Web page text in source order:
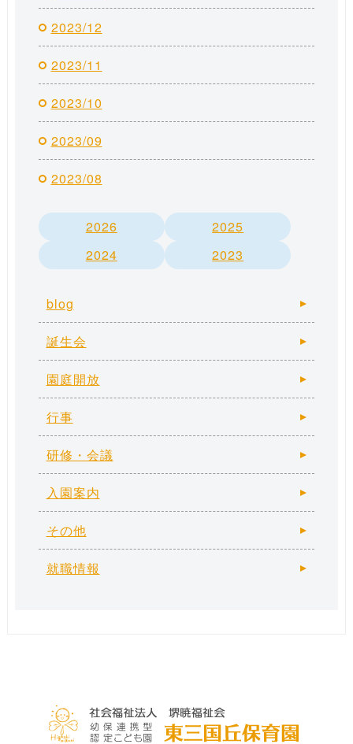
2023/12
2023/11
2023/10
2023/09
2023/08
2026
2025
2024
2023
blog
誕生会
園庭開放
行事
研修・会議
入園案内
その他
就職情報